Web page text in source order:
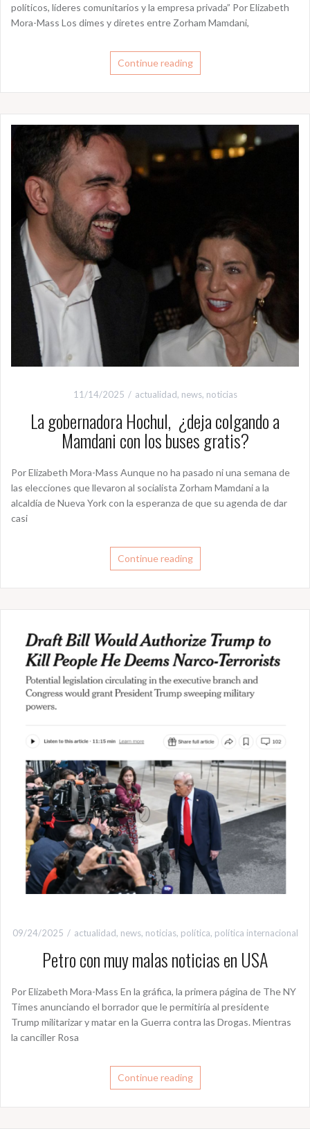
políticos, líderes comunitarios y la empresa privada” Por Elizabeth
Mora-Mass Los dimes y diretes entre Zorham Mamdani,
Continue reading
11/14/2025 actualidad, news, noticias
La gobernadora Hochul, ¿deja colgando a
Mamdani con los buses gratis?
Por Elizabeth Mora-Mass Aunque no ha pasado ni una semana de
las elecciones que llevaron al socialista Zorham Mamdani a la
alcaldía de Nueva York con la esperanza de que su agenda de dar
casi
Continue reading
09/24/2025 actualidad, news, noticias, política, política internacional
Petro con muy malas noticias en USA
Por Elizabeth Mora-Mass En la gráfica, la primera página de The NY
Times anunciando el borrador que le permitiría al presidente
Trump militarizar y matar en la Guerra contra las Drogas. Mientras
la canciller Rosa
Continue reading